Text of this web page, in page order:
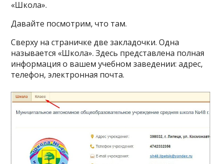
«Школа».
Давайте посмотрим, что там.
Сверху на страничке две закладочки. Одна
называется «Школа». Здесь представлена полная
информация о вашем учебном заведении: адрес,
телефон, электронная почта.